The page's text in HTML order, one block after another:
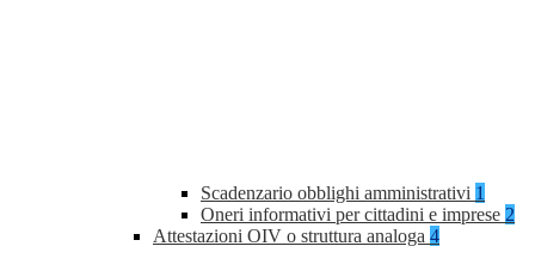
Scadenzario obblighi amministrativi 1
Oneri informativi per cittadini e imprese 2
Attestazioni OIV o struttura analoga 4